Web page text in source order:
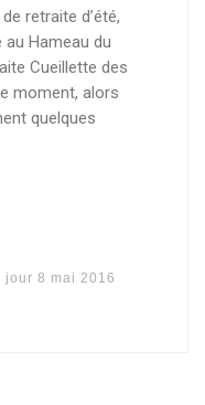
retraite d’été,
Hameau du
Cueillette des
moment, alors
quelques
jour 8 mai 2016